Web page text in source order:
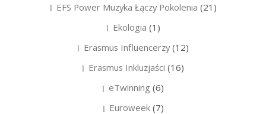
EFS Power Muzyka Łączy Pokolenia (21)
Ekologia (1)
Erasmus Influencerzy(12)
Erasmus Inkluzjaści (16)
eTwinning (6)
Euroweek(7)